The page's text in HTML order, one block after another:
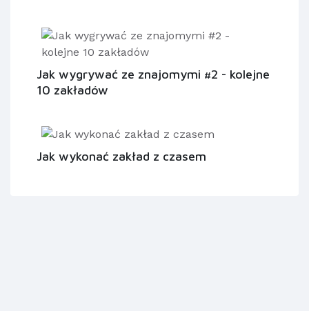
Jak wygrywać ze znajomymi #2 - kolejne
10 zakładów
Jak wykonać zakład z czasem